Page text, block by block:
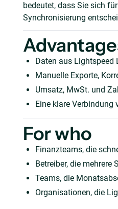
bedeutet, dass Sie sich
Synchronisierung
Daten aus Lightspeed
Manuelle Exporte,
Umsatz, MwSt. und
Eine klare
For who
Finanzteams, die
Betreiber, die
Teams, die
Organisationen, die